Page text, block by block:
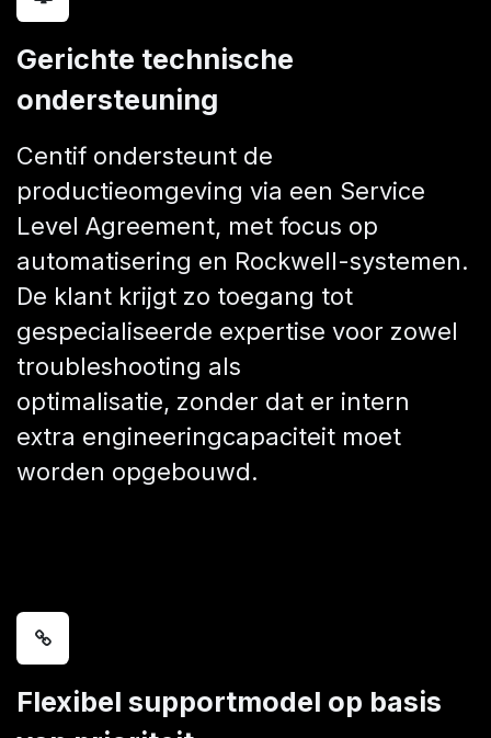
Gerichte technische
ondersteuning
Centif ondersteunt de
productieomgeving via een Service
Level Agreement, met focus op
automatisering en Rockwell-systemen.
De klant krijgt zo toegang tot
gespecialiseerde expertise voor zowel
troubleshooting als
optimalisatie, zonder dat er intern
extra engineeringcapaciteit moet
worden opgebouwd.
Flexibel supportmodel op basis